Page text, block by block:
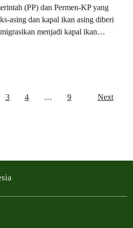
(PP) dan Permen-KP yang
asing dan kapal ikan asing diberi
menjadi kapal ikan
berkeliaran dan mengeruk kekayaan
3 4 … 9 Next